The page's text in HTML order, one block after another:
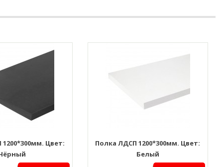
Цвет:
Полка ЛДСП 1200*300мм. Цвет:
Белый